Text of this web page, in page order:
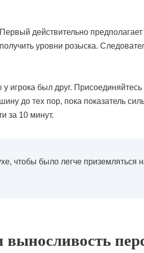
действительно
уровни розыска.
был друг. Присоединяйтесь
до тех пор, пока показатель
за 10 минут.
чтобы было легче приземляться